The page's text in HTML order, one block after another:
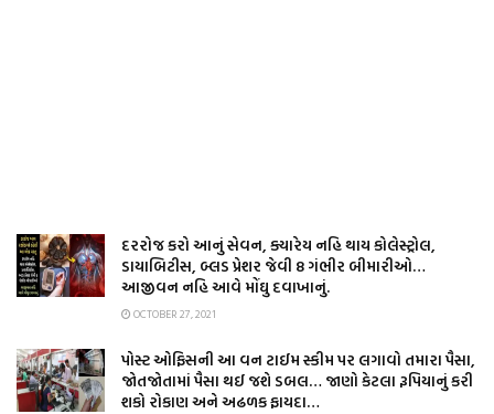
દરરોજ કરો આનું સેવન, ક્યારેય નહિ થાય કોલેસ્ટ્રોલ,
ડાયાબિટીસ, બ્લડ પ્રેશર જેવી 8 ગંભીર બીમારીઓ…
આજીવન નહિ આવે મોંઘુ દવાખાનું.
OCTOBER 27, 2021
પોસ્ટ ઓફિસની આ વન ટાઈમ સ્કીમ પર લગાવો તમારા પૈસા,
જોતજોતામાં પૈસા થઈ જશે ડબલ… જાણો કેટલા રૂપિયાનું કરી
શકો રોકાણ અને અઢળક ફાયદા…